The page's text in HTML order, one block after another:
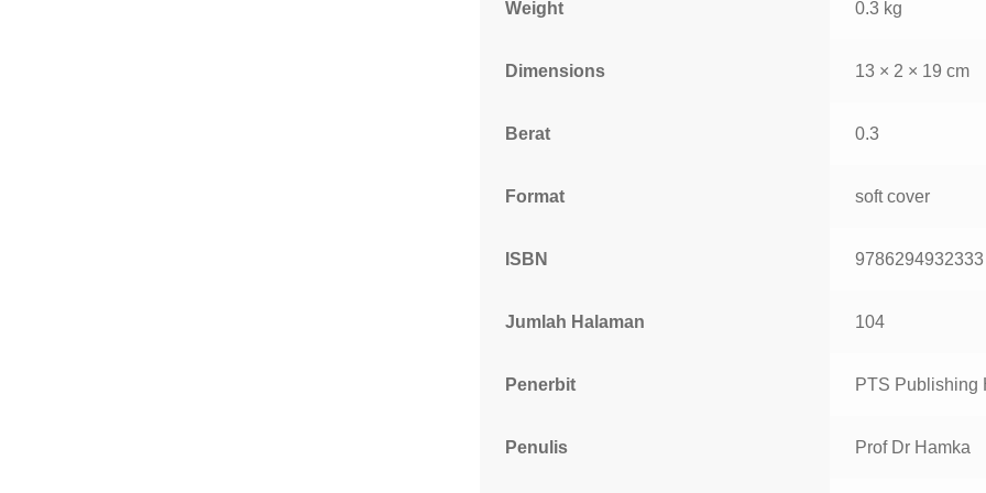
Weight 0.3 kg
Dimensions 13 × 2 × 19 cm
Berat 0.3
Format soft cover
ISBN 9786294932333
Jumlah Halaman 104
Penerbit PTS Publishing
Penulis Prof Dr Hamka